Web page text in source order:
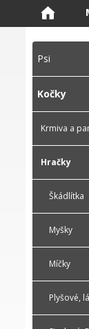
Psi
Kočky
Krmiva a
Hračky
Škádlítka
Myšky
Míčky
Plyšové,